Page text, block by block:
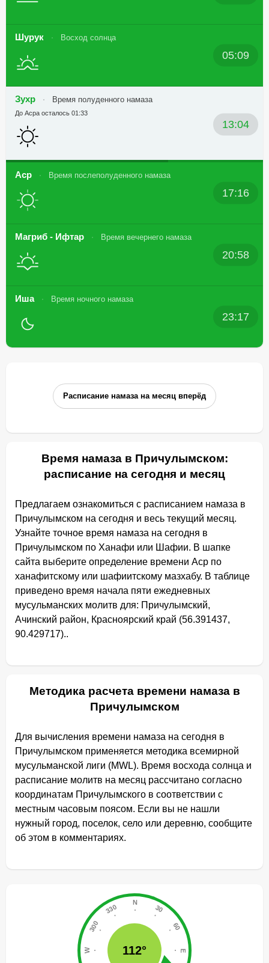
Шурук Восход солнца
05:09
Зухр Время полуденного намаза
13:04
До Асра осталось 01:33
Аср Время послеполуденного намаза
17:16
Магриб - Ифтар Время вечернего намаза
20:58
Иша Время ночного намаза
23:17
Расписание намаза на месяц вперёд
Время намаза в Причулымском:
расписание на сегодня и месяц
Предлагаем ознакомиться с расписанием намаза в
Причулымском на сегодня и весь текущий месяц.
Узнайте точное время намаза на сегодня в
Причулымском по Ханафи или Шафии. В шапке
сайта выберите определение времени Аср по
ханафитскому или шафиитскому мазхабу. В таблице
приведено время начала пяти ежедневных
мусульманских молитв для: Причулымский,
Ачинский район, Красноярский край (56.391437,
90.429717)..
Методика расчета времени намаза в
Причулымском
Для вычисления времени намаза на сегодня в
Причулымском применяется методика всемирной
мусульманской лиги (MWL). Время восхода солнца и
расписание молитв на месяц рассчитано согласно
координатам Причулымского в соответствии с
местным часовым поясом. Если вы не нашли
нужный город, поселок, село или деревню, сообщите
об этом в комментариях.
112°